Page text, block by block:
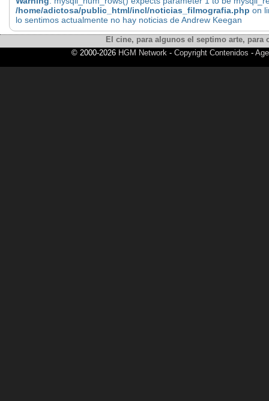
/home/adictosa/public_html/incl/noticias_filmografia.php on
lo sentimos actualmente no hay noticias de Andrew Keegan
El cine, para algunos el septimo arte,
© 2000-2026 HGM Network- Copyright Contenidos -